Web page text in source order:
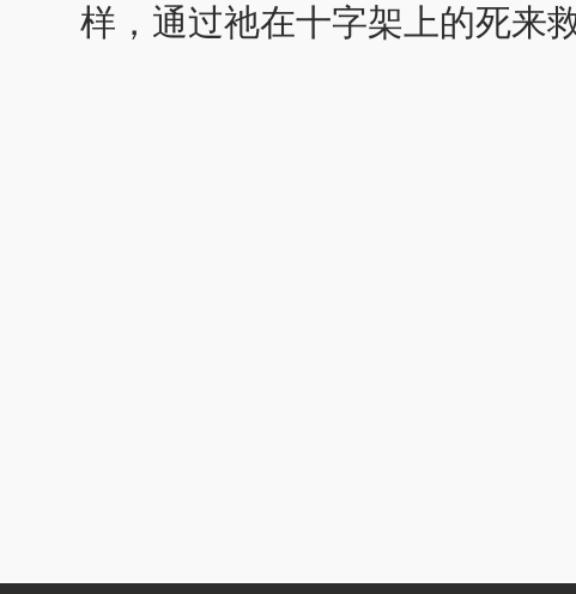
样，通过祂在十字架上的死来